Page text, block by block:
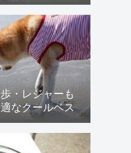
・レジャーも
なクールベス